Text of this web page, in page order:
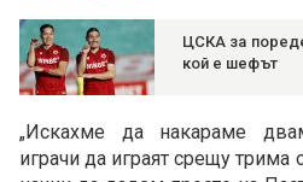
ЦСКА за
кой е шефът
„Искахме да накараме
играчи да играят срещу трима